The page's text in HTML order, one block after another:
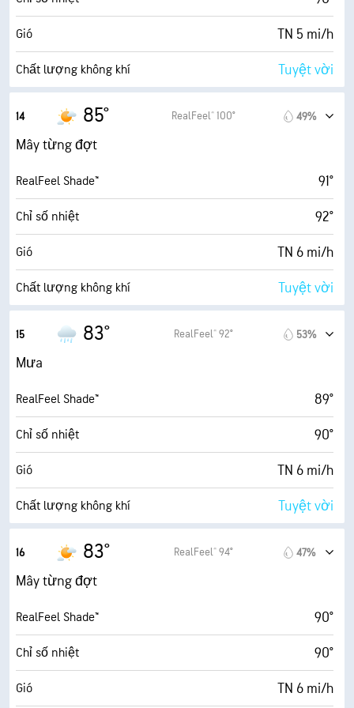
AccuLumen Brightness Index™ 6 (Trung bình)
Mật độ mây 69%
Trần mây
Gió TN 5 mi/h
Chất lượng không khí Tuyệt vời
Chỉ số UV tối đa
Gió giật
Độ ẩm 71%
Điểm sương 73° F
AccuLumen Brightness Index™ 6 (Trung bình)
Mật độ mây 64%
14 85° RealFeel® 100° 49%
Mây từng đợt
RealFeel Shade™ 91°
Chỉ số nhiệt 92°
Gió TN 6 mi/h
Chất lượng không khí Tuyệt vời
Chỉ số UV tối đa
Gió giật
Độ ẩm 70%
Điểm sương 74° F
AccuLumen Brightness Index™ 6 (Trung bình)
Mật độ mây 67%
Trần mây
15 83° RealFeel® 92° 53%
Mưa
RealFeel Shade™ 89°
Chỉ số nhiệt 90°
Gió TN 6 mi/h
Chất lượng không khí Tuyệt vời
Chỉ số UV tối đa
Gió giật
Độ ẩm 75%
Điểm sương 74° F
AccuLumen Brightness Index™ 6 (Trung bình)
16 83° RealFeel® 94° 47%
Mây từng đợt
RealFeel Shade™ 90°
Chỉ số nhiệt 90°
Gió TN 6 mi/h